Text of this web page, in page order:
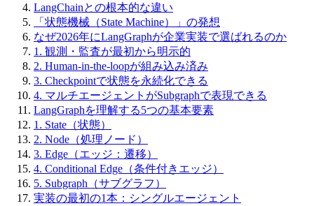
LangChainとの根本的な違い
「状態機械（State Machine）」の発想
なぜ2026年にLangGraphが企業実装で選ばれるのか
1. 観測・監査が最初から明示的
2. Human-in-the-loopが組み込み済み
3. Checkpointで状態を永続化できる
4. マルチエージェントがSubgraphで表現できる
LangGraphを理解する5つの基本要素
1. State（状態）
2. Node（処理ノード）
3. Edge（エッジ：遷移）
4. Conditional Edge（条件付きエッジ）
5. Subgraph（サブグラフ）
実装の最初の1本：シングルエージェント